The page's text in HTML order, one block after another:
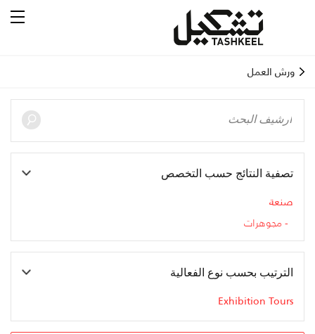
ورش العمل
تصفية النتائج حسب التخصص
صنعة
مجوهرات
الترتيب بحسب نوع الفعالية
Exhibition Tours